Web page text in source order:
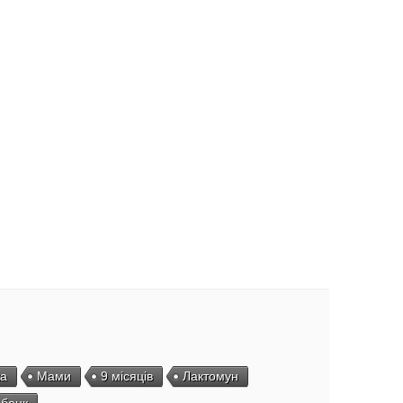
Мами 9 місяців
Лактомун